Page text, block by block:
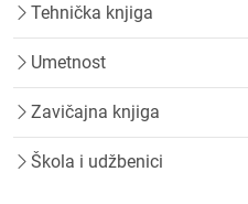
Tehnička knjiga
Umetnost
Zavičajna knjiga
Škola i udžbenici